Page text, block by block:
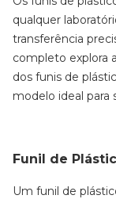
qualquer
transferência
completo explora
dos funis de
modelo ideal para
Funil de
Um funil de